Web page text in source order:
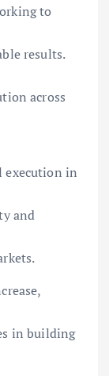
to
results.
across
execution in
and
in building